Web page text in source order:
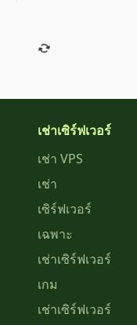
เช่าเซิร์ฟเวอร์
เช่า VPS
เช่า
เซิร์ฟเวอร์
เฉพาะ
เช่าเซิร์ฟเวอร์
เกม
เช่าเซิร์ฟเวอร์